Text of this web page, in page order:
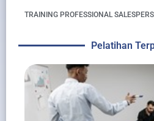
TRAINING PROFESSIONAL
Pelatihan